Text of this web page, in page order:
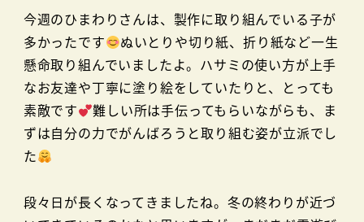
今週のひまわりさんは、製作に取り組んでいる子が
多かったです
ぬいとりや切り紙、折り紙など一生
懸命取り組んでいましたよ。ハサミの使い方が上手
なお友達や丁寧に塗り絵をしていたりと、とっても
素敵です
難しい所は手伝ってもらいながらも、ま
ずは自分の力でがんばろうと取り組む姿が立派でし
た
段々日が長くなってきましたね。冬の終わりが近づ